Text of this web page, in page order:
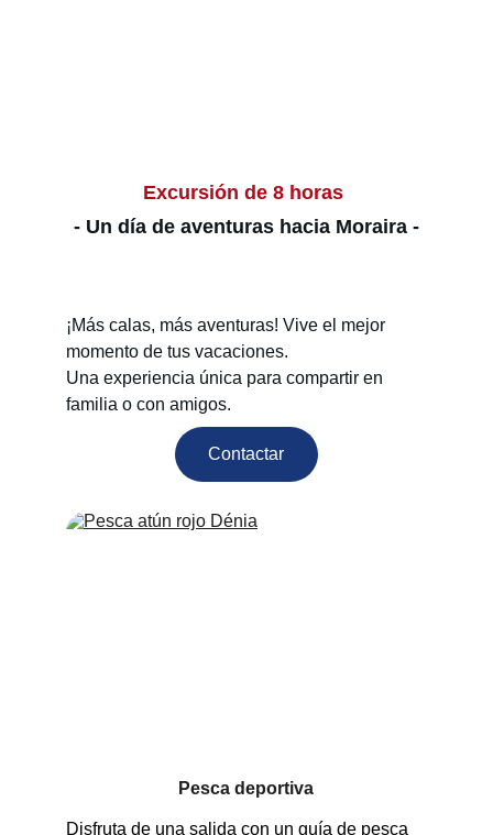
¡Más calas, más aventuras! Vive el mejor
momento de tus vacaciones.
Una experiencia única para compartir en
familia o con amigos.
Excursión de 8 horas
- Un día de aventuras hacia Moraira -
Contactar
Pesca deportiva
Disfruta de una salida con un guía de pesca